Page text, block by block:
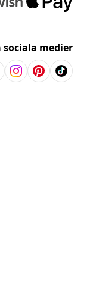
medier